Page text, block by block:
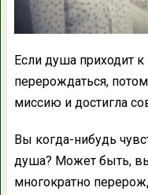
Если душа приходит
перерождаться,
миссию и достигла
Вы когда-нибудь
душа? Может быть,
многократно